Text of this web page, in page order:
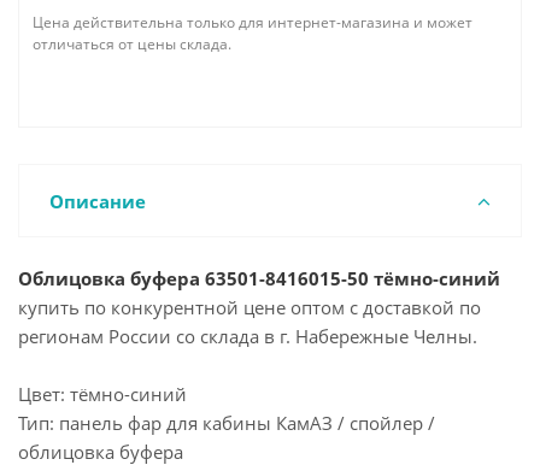
Цена действительна только для интернет-магазина и может
отличаться от цены склада.
Описание
Облицовка буфера 63501-8416015-50 тёмно-синий
купить по конкурентной цене оптом с доставкой по
регионам России со склада в г. Набережные Челны.
Цвет: тёмно-синий
Тип: панель фар для кабины КамАЗ / спойлер /
облицовка буфера